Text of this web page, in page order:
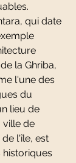
qui date
la Ghriba,
l'une des
du
lieu de
ville de
l'île, est
historiques